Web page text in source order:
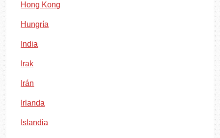
Hong Kong
Hungría
India
Irak
Irán
Irlanda
Islandia